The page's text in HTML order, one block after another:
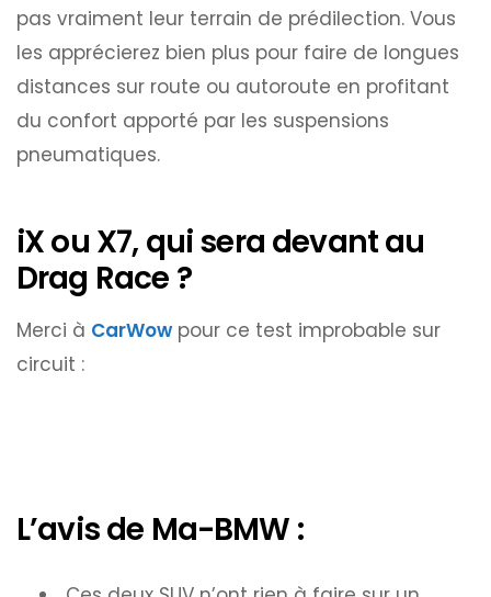
pas vraiment leur terrain de prédilection. Vous
les apprécierez bien plus pour faire de longues
distances sur route ou autoroute en profitant
du confort apporté par les suspensions
pneumatiques.
iX ou X7, qui sera devant au
Drag Race ?
Merci à CarWow pour ce test improbable sur
circuit :
L’avis de Ma-BMW :